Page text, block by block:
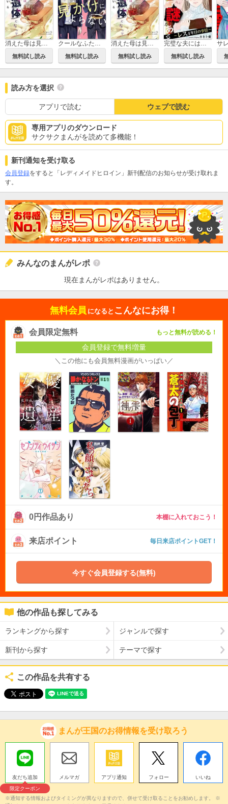
消えた母は見知らぬ遺体になってここにいる【単話】
無料試し読み
クールなふたりは見かけによらない
無料試し読み
消えた母は見知らぬ遺体になってここにいる
無料試し読み
完璧な夫には謎がある～レス4年目の事情～【単話】
無料試し読み
読み方を選択
アプリで読む ウェブで読む
専用アプリのダウンロード
サクサクまんがを読めて多機能！
新刊通知を受け取る
会員登録をすると「レディメイドヒロイン」新刊配信のお知らせが受け取れま
す。
みんなのまんがレポ
現在まんがレポはありません。
無料会員 になると こんなにお得！
会員限定無料 もっと無料が読める！
会員登録で無料増量
＼この他にも会員無料漫画がいっぱい／
0円作品あり 本棚に入れておこう！
来店ポイント 毎日来店ポイントGET！
今すぐ会員登録する(無料)
他の作品も探してみる
ランキングから探す ジャンルで探す
新刊から探す テーマで探す
この作品を共有する
まんが王国のお得情報を受け取ろう
友だち追加
限定クーポン
メルマガ アプリ通知 フォロー いいね
※通知する情報およびタイミングが異なりますので、併せて受け取ることをお勧めします。 ※